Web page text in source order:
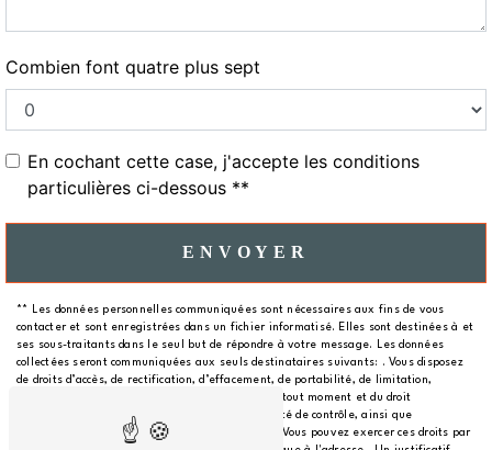
Combien font quatre plus sept
En cochant cette case, j'accepte les conditions
particulières ci-dessous **
ENVOYER
** Les données personnelles communiquées sont nécessaires aux fins de vous
contacter et sont enregistrées dans un fichier informatisé. Elles sont destinées à et
ses sous-traitants dans le seul but de répondre à votre message. Les données
collectées seront communiquées aux seuls destinataires suivants: . Vous disposez
de droits d’accès, de rectification, d’effacement, de portabilité, de limitation,
d’opposition, de retrait de votre consentement à tout moment et du droit
d’introduire une réclamation auprès d’une autorité de contrôle, ainsi que
d’organiser le sort de vos données post-mortem. Vous pouvez exercer ces droits par